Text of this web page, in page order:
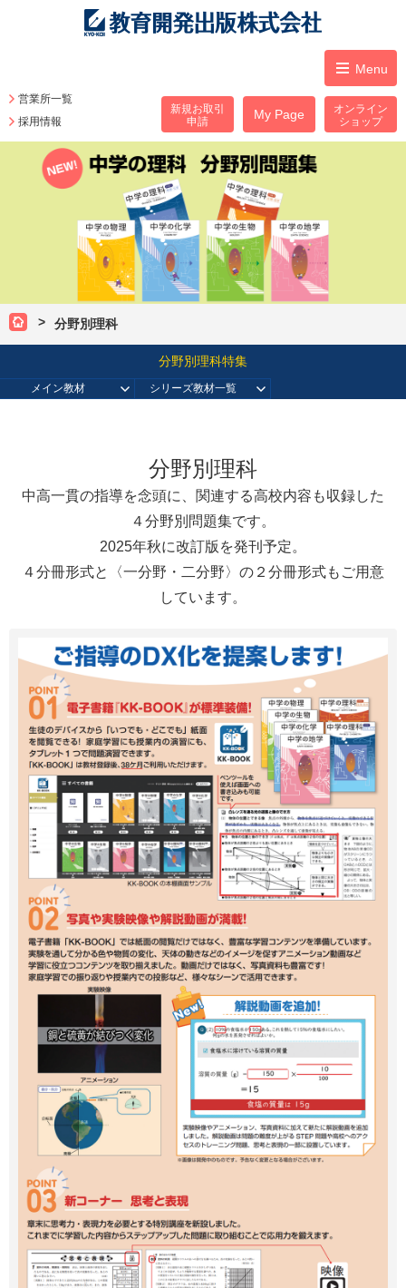
営業所一覧
採用情報
新規お取引
申請
My Page
オンライン
ショップ
Menu
分野別理科
分野別理科特集
メイン教材 シリーズ教材一覧
分野別理科
中高一貫の指導を念頭に、関連する高校内容も収録した
４分野別問題集です。
2025年秋に改訂版を発刊予定。
４分冊形式と〈一分野・二分野〉の２分冊形式もご用意
しています。